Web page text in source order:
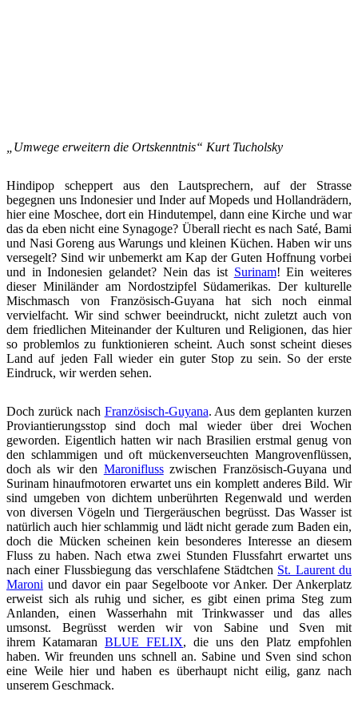
„Umwege erweitern die Ortskenntnis“ Kurt Tucholsky
Hindipop scheppert aus den Lautsprechern, auf der Strasse
begegnen uns Indonesier und Inder auf Mopeds und Hollandrädern,
hier eine Moschee, dort ein Hindutempel, dann eine Kirche und war
das da eben nicht eine Synagoge? Überall riecht es nach Saté, Bami
und Nasi Goreng aus Warungs und kleinen Küchen. Haben wir uns
versegelt? Sind wir unbemerkt am Kap der Guten Hoffnung vorbei
und in Indonesien gelandet? Nein das ist Surinam! Ein weiteres
dieser Miniländer am Nordostzipfel Südamerikas. Der kulturelle
Mischmasch von Französisch-Guyana hat sich noch einmal
vervielfacht. Wir sind schwer beeindruckt, nicht zuletzt auch von
dem friedlichen Miteinander der Kulturen und Religionen, das hier
so problemlos zu funktionieren scheint. Auch sonst scheint dieses
Land auf jeden Fall wieder ein guter Stop zu sein. So der erste
Eindruck, wir werden sehen.
Doch zurück nach Französisch-Guyana. Aus dem geplanten kurzen
Proviantierungsstop sind doch mal wieder über drei Wochen
geworden. Eigentlich hatten wir nach Brasilien erstmal genug von
den schlammigen und oft mückenverseuchten Mangrovenflüssen,
doch als wir den Maroniflusszwischen Französisch-Guyana und
Surinam hinaufmotoren erwartet uns ein komplett anderes Bild. Wir
sind umgeben von dichtem unberührten Regenwald und werden
von diversen Vögeln und Tiergeräuschen begrüsst. Das Wasser ist
natürlich auch hier schlammig und lädt nicht gerade zum Baden ein,
doch die Mücken scheinen kein besonderes Interesse an diesem
Fluss zu haben. Nach etwa zwei Stunden Flussfahrt erwartet uns
nach einer Flussbiegung das verschlafene Städtchen St. Laurent du
Maroni und davor ein paar Segelboote vor Anker. Der Ankerplatz
erweist sich als ruhig und sicher, es gibt einen prima Steg zum
Anlanden, einen Wasserhahn mit Trinkwasser und das alles
umsonst. Begrüsst werden wir von Sabine und Sven mit
ihrem Katamaran BLUE FELIX, die uns den Platz empfohlen
haben. Wir freunden uns schnell an. Sabine und Sven sind schon
eine Weile hier und haben es überhaupt nicht eilig, ganz nach
unserem Geschmack.